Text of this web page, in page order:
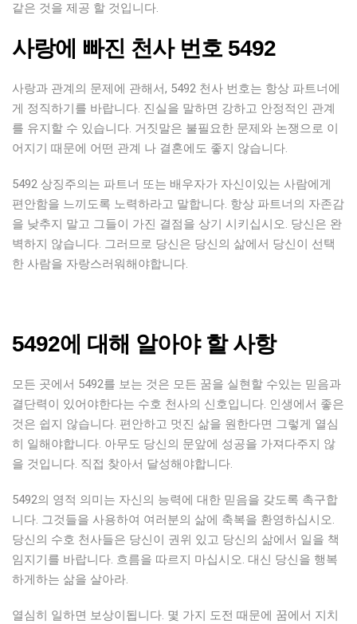
같은 것을 제공 할 것입니다.
사랑에 빠진 천사 번호 5492
사랑과 관계의 문제에 관해서, 5492 천사 번호는 항상 파트너에
게 정직하기를 바랍니다. 진실을 말하면 강하고 안정적인 관계
를 유지할 수 있습니다. 거짓말은 불필요한 문제와 논쟁으로 이
어지기 때문에 어떤 관계 나 결혼에도 좋지 않습니다.
5492 상징주의는 파트너 또는 배우자가 자신이있는 사람에게
편안함을 느끼도록 노력하라고 말합니다. 항상 파트너의 자존감
을 낮추지 말고 그들이 가진 결점을 상기 시키십시오. 당신은 완
벽하지 않습니다. 그러므로 당신은 당신의 삶에서 당신이 선택
한 사람을 자랑스러워해야합니다.
5492에 대해 알아야 할 사항
모든 곳에서 5492를 보는 것은 모든 꿈을 실현할 수있는 믿음과
결단력이 있어야한다는 수호 천사의 신호입니다. 인생에서 좋은
것은 쉽지 않습니다. 편안하고 멋진 삶을 원한다면 그렇게 열심
히 일해야합니다. 아무도 당신의 문앞에 성공을 가져다주지 않
을 것입니다. 직접 찾아서 달성해야합니다.
5492의 영적 의미는 자신의 능력에 대한 믿음을 갖도록 촉구합
니다. 그것들을 사용하여 여러분의 삶에 축복을 환영하십시오.
당신의 수호 천사들은 당신이 권위 있고 당신의 삶에서 일을 책
임지기를 바랍니다. 흐름을 따르지 마십시오. 대신 당신을 행복
하게하는 삶을 살아라.
열심히 일하면 보상이됩니다. 몇 가지 도전 때문에 꿈에서 지치